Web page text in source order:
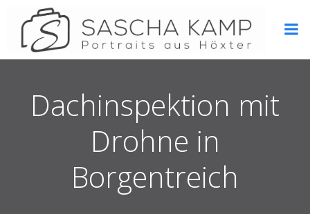
Inhalt
springen
Dachinspektion mit
Drohne in
Borgentreich